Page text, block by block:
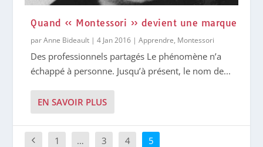
Quand « Montessori » devient une marque
parAnne Bideault |4 Jan 2016 |Apprendre, Montessori
Des professionnels partagés Le phénomène n’a
échappé à personne. Jusqu’à présent, le nom de...
EN SAVOIR PLUS
1 … 3 4 5